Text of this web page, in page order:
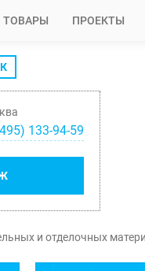
ТОВАРЫ ПРОЕКТЫ
495) 133-94-59
и отделочных